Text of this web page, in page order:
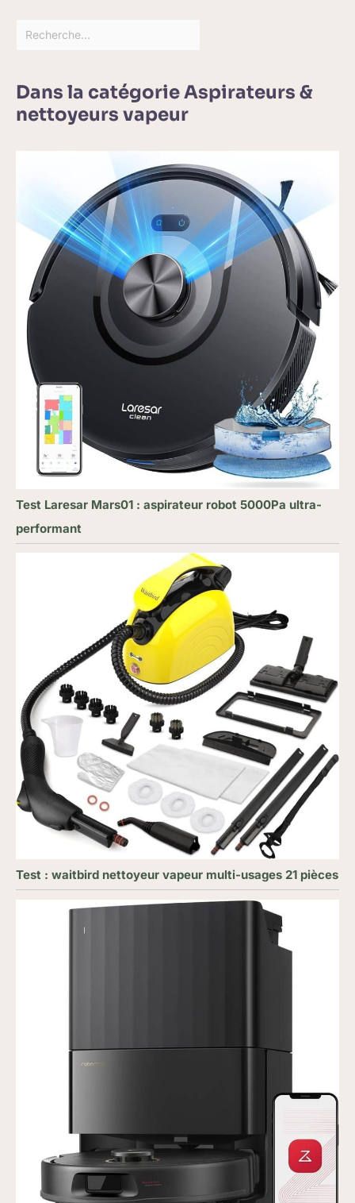
Dans la catégorie Aspirateurs &
nettoyeurs vapeur
Test Laresar Mars01 : aspirateur robot 5000Pa ultra-
performant
Test : waitbird nettoyeur vapeur multi-usages 21 pièces